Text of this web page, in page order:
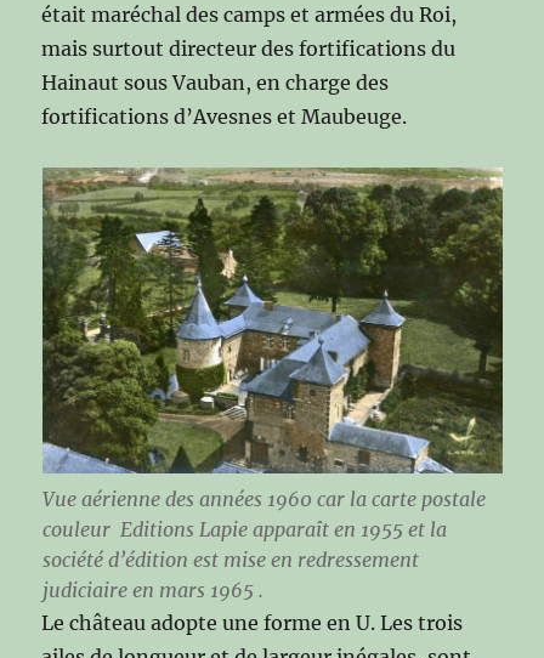
était maréchal des camps et armées du Roi,
mais surtout directeur des fortifications du
Hainaut sous Vauban, en charge des
fortifications d’Avesnes et Maubeuge.
Vue aérienne des années 1960 car la carte postale
couleur Editions Lapie apparaît en 1955 et la
société d’édition est mise en redressement
judiciaire en mars 1965 .
Le château adopte une forme en U. Les trois